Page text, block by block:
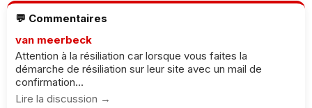
💬 Commentaires
van meerbeck
Attention à la résiliation car lorsque vous faites la
démarche de résiliation sur leur site avec un mail de
confirmation...
Lire la discussion →